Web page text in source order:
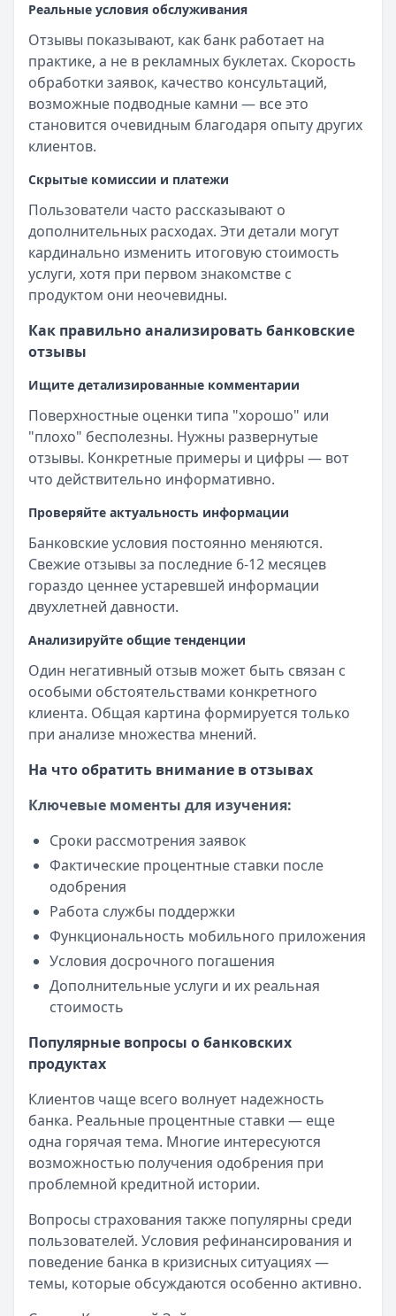
Реальные условия обслуживания
Отзывы показывают, как банк работает на
практике, а не в рекламных буклетах. Скорость
обработки заявок, качество консультаций,
возможные подводные камни — все это
становится очевидным благодаря опыту других
клиентов.
Скрытые комиссии и платежи
Пользователи часто рассказывают о
дополнительных расходах. Эти детали могут
кардинально изменить итоговую стоимость
услуги, хотя при первом знакомстве с
продуктом они неочевидны.
Как правильно анализировать банковские
отзывы
Ищите детализированные комментарии
Поверхностные оценки типа "хорошо" или
"плохо" бесполезны. Нужны развернутые
отзывы. Конкретные примеры и цифры — вот
что действительно информативно.
Проверяйте актуальность информации
Банковские условия постоянно меняются.
Свежие отзывы за последние 6-12 месяцев
гораздо ценнее устаревшей информации
двухлетней давности.
Анализируйте общие тенденции
Один негативный отзыв может быть связан с
особыми обстоятельствами конкретного
клиента. Общая картина формируется только
при анализе множества мнений.
На что обратить внимание в отзывах
Ключевые моменты для изучения:
Сроки рассмотрения заявок
Фактические процентные ставки после
одобрения
Работа службы поддержки
Функциональность мобильного приложения
Условия досрочного погашения
Дополнительные услуги и их реальная
стоимость
Популярные вопросы о банковских
продуктах
Клиентов чаще всего волнует надежность
банка. Реальные процентные ставки — еще
одна горячая тема. Многие интересуются
возможностью получения одобрения при
проблемной кредитной истории.
Вопросы страхования также популярны среди
пользователей. Условия рефинансирования и
поведение банка в кризисных ситуациях —
темы, которые обсуждаются особенно активно.